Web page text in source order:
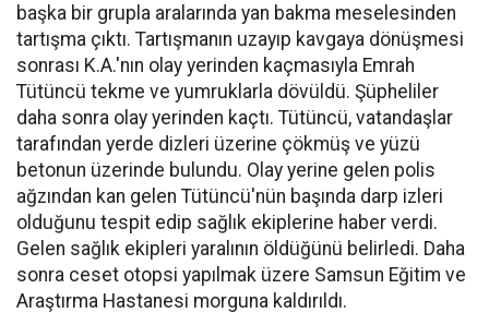
başka bir grupla aralarında yan bakma meselesinden
tartışma çıktı. Tartışmanın uzayıp kavgaya dönüşmesi
sonrası K.A.'nın olay yerinden kaçmasıyla Emrah
Tütüncü tekme ve yumruklarla dövüldü. Şüpheliler
daha sonra olay yerinden kaçtı. Tütüncü, vatandaşlar
tarafından yerde dizleri üzerine çökmüş ve yüzü
betonun üzerinde bulundu. Olay yerine gelen polis
ağzından kan gelen Tütüncü'nün başında darp izleri
olduğunu tespit edip sağlık ekiplerine haber verdi.
Gelen sağlık ekipleri yaralının öldüğünü belirledi. Daha
sonra ceset otopsi yapılmak üzere Samsun Eğitim ve
Araştırma Hastanesi morguna kaldırıldı.